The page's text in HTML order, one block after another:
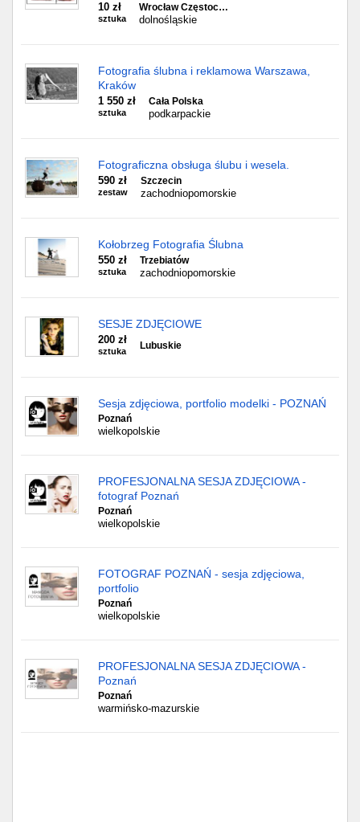
10 zł
sztuka
Wrocław Częstoc…
dolnośląskie
Fotografia ślubna i reklamowa Warszawa,
Kraków
1 550 zł
sztuka
Cała Polska
podkarpackie
Fotograficzna obsługa ślubu i wesela.
590 zł
zestaw
Szczecin
zachodniopomorskie
Kołobrzeg Fotografia Ślubna
550 zł
sztuka
Trzebiatów
zachodniopomorskie
SESJE ZDJĘCIOWE
200 zł
sztuka
Lubuskie
Sesja zdjęciowa, portfolio modelki - POZNAŃ
Poznań
wielkopolskie
PROFESJONALNA SESJA ZDJĘCIOWA -
fotograf Poznań
Poznań
wielkopolskie
FOTOGRAF POZNAŃ - sesja zdjęciowa,
portfolio
Poznań
wielkopolskie
PROFESJONALNA SESJA ZDJĘCIOWA -
Poznań
Poznań
warmińsko-mazurskie